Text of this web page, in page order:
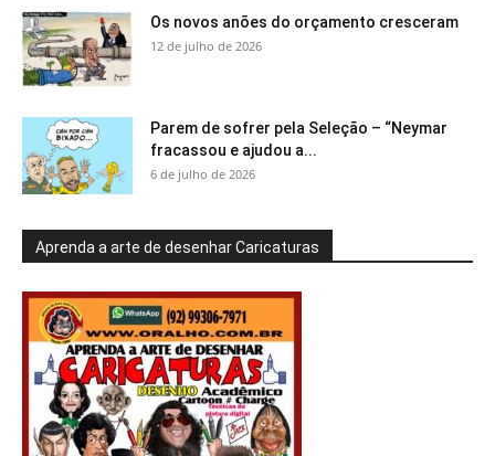
Os novos anões do orçamento cresceram
12 de julho de 2026
Parem de sofrer pela Seleção – “Neymar
fracassou e ajudou a...
6 de julho de 2026
Aprenda a arte de desenhar Caricaturas